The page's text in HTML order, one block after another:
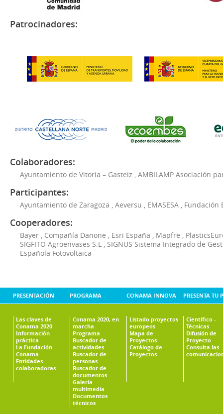
Patrocinadores:
Colaboradores:
Ayuntamiento de Vitoria – Gasteiz , AMBILAMP Asociación
Participantes:
Ayuntamiento de Zaragoza , Aeversu , EMASESA , Fundación
Cooperadores:
Bayer , Compañía Danone , Esri España , Mapfre ,
SIGFITO Agroenvases S.L , SIGNUS Sistema Integrado de
Española Fotovoltaica
PRESENTACIÓN
Las claves de
Conama 2020
Información
práctica
La Fundación
Conama
Entidades
colaboradoras
PROGRAMA
Conama 2020, en
marcha
Programa
Buscador de
actividades
Buscador de
personas
Buscador de
documentos
Galería
multimedia
Documentos
técnicos
CONAMA INNOVA
Listado proyectos
europeos
Mapa de
Proyectos
Catálogo de
Proyectos
PRESENTA TU
Científico -
Técnicas
Difusión de
Proyecto
Consulta las